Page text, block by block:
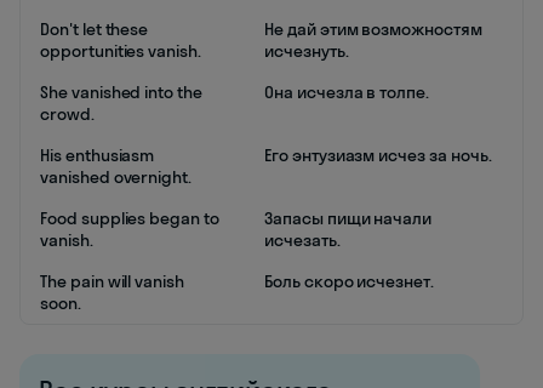
Don't let these
opportunities vanish.
Не дай этим возможностям
исчезнуть.
She vanished into the
crowd.
Она исчезла в толпе.
His enthusiasm
vanished overnight.
Его энтузиазм исчез за ночь.
Food supplies began to
vanish.
Запасы пищи начали
исчезать.
The pain will vanish
soon.
Боль скоро исчезнет.